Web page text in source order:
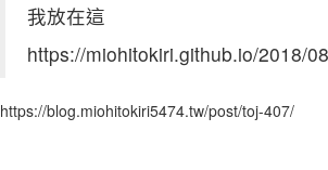
我放在這
https://miohitokiri.github.io/2018/
https://blog.miohitokiri5474.tw/post/toj-407/